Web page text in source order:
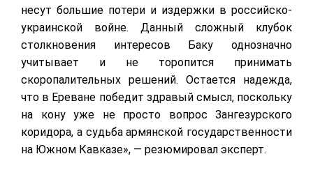
несут большие потери и издержки в российско-
украинской войне. Данный сложный клубок
столкновения интересов Баку однозначно
учитывает и не торопится принимать
скоропалительных решений. Остается надежда,
что в Ереване победит здравый смысл, поскольку
на кону уже не просто вопрос Зангезурского
коридора, а судьба армянской государственности
на Южном Кавказе», — резюмировал эксперт.